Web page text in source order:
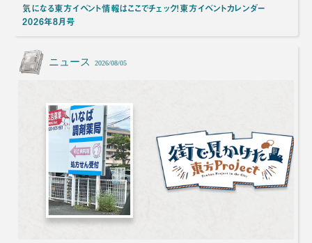
気になる東方イベント情報はここでチェック！東方イベントカレンダー
2026年8月号
ニュース 2026/08/05